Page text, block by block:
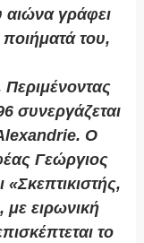
αιώνα γράφει
του,
Περιμένοντας
συνεργάζεται
. O
Γεώργιος
με ειρωνική
το